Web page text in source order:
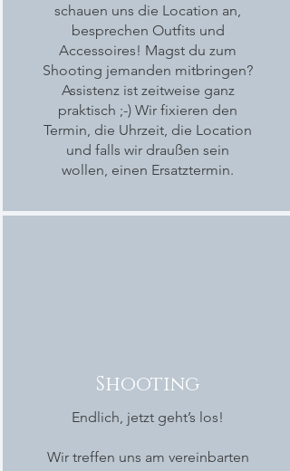
schauen uns die Location an,
besprechen Outfits und
Accessoires! Magst du zum
Shooting jemanden mitbringen?
Assistenz ist zeitweise ganz
praktisch ;-) Wir fixieren den
Termin, die Uhrzeit, die Location
und falls wir draußen sein
wollen, einen Ersatztermin.
Shooting
Endlich, jetzt geht’s los!
Wir treffen uns am vereinbarten